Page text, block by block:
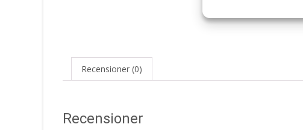
Recensioner (0)
Recensioner